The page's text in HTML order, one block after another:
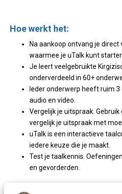
Hoe werkt het:
Na aankoop ontvang je direct
waarmee je uTalk kunt
Je leert veelgebruikte
onderverdeeld in 60+
Ieder onderwerp heeft ruim
audio en video.
Vergelijk je uitspraak.
vergelijk je uitspraak met
uTalk is een interactieve
iedere keuze die je maakt.
Test je taalkennis.
en gevorderden.